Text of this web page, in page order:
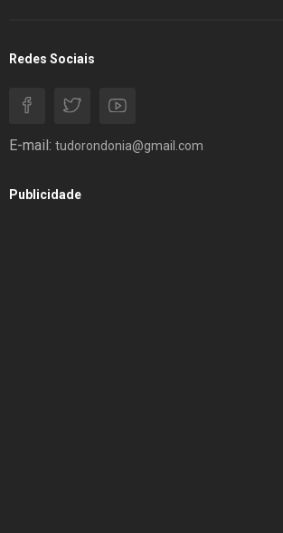
Redes Sociais
E-mail: tudorondonia@gmail.com
Publicidade